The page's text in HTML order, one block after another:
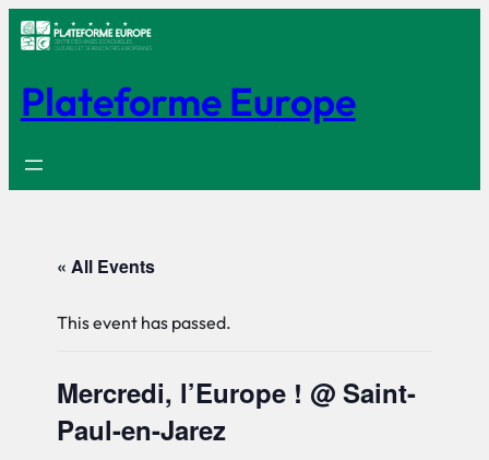
Plateforme Europe
« All Events
This event has passed.
Mercredi, l’Europe ! @ Saint-
Paul-en-Jarez